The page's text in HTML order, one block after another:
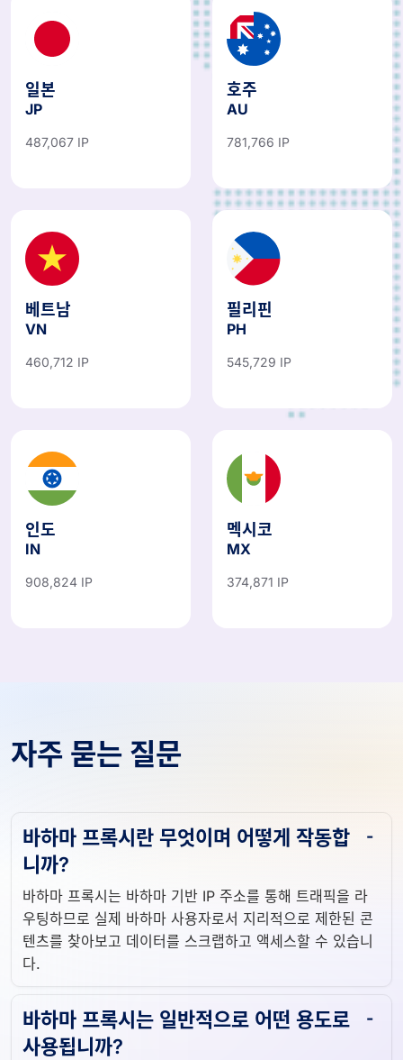
일본
JP
487,067 IP
호주
AU
781,766 IP
베트남
VN
460,712 IP
필리핀
PH
545,729 IP
인도
IN
908,824 IP
멕시코
MX
374,871 IP
자주 묻는 질문
바하마 프록시란 무엇이며 어떻게 작동합
니까?
바하마 프록시는 바하마 기반 IP 주소를 통해 트래픽을 라
우팅하므로 실제 바하마 사용자로서 지리적으로 제한된 콘
텐츠를 찾아보고 데이터를 스크랩하고 액세스할 수 있습니
다.
바하마 프록시는 일반적으로 어떤 용도로
사용됩니까?